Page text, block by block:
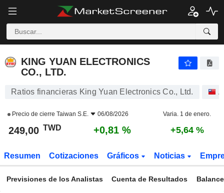
KING YUAN ELECTRONICS
CO., LTD.
Ratios financieras King Yuan Electronics Co., Ltd.
Precio de cierre Taiwan S.E. 06/08/2026 Varia. 1 de enero.
249,00 TWD +0,81 % +5,64 %
Resumen Cotizaciones Gráficos Noticias
Previsiones de los Analistas Cuenta de Resultados Balance